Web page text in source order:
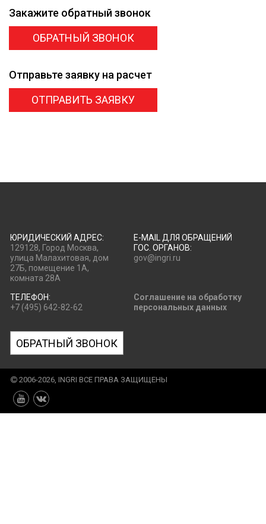
Закажите обратный звонок
ОБРАТНЫЙ ЗВОНОК
Отправьте заявку на расчет
ОТПРАВИТЬ ЗАЯВКУ
ЮРИДИЧЕСКИЙ АДРЕС:
129128, Город Москва,
улица Малахитовая, дом
27Б, помещение 1А,
комната 28А
E-MAIL ДЛЯ ОБРАЩЕНИЙ
ГОС. ОРГАНОВ:
gov@ingri.ru
ТЕЛЕФОН:
+7 (495) 642-82-62
Соглашение на обработку
персональных данных
ОБРАТНЫЙ ЗВОНОК
2006-2026, INGRI ВСЕ ПРАВА ЗАЩИЩЕНЫ